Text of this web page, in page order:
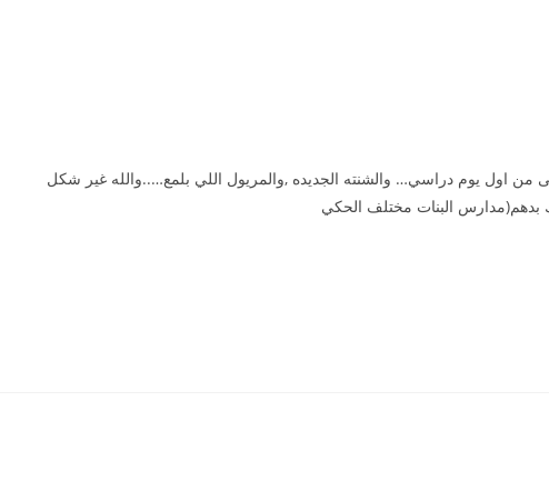
اول يوم دراسي… والشنته الجديده ,والمريول اللي بلمع…..والله غير شكل
بدهم(مدارس البنات مختلف الحكي